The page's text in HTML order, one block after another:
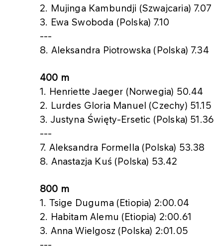
2. Mujinga Kambundji (Szwajcaria) 7.07
3. Ewa Swoboda (Polska) 7.10
---
8. Aleksandra Piotrowska (Polska) 7.34
400 m
1. Henriette Jaeger (Norwegia) 50.44
2. Lurdes Gloria Manuel (Czechy) 51.15
3. Justyna Święty-Ersetic (Polska) 51.36
---
7. Aleksandra Formella (Polska) 53.38
8. Anastazja Kuś (Polska) 53.42
800 m
1. Tsige Duguma (Etiopia) 2:00.04
2. Habitam Alemu (Etiopia) 2:00.61
3. Anna Wielgosz (Polska) 2:01.05